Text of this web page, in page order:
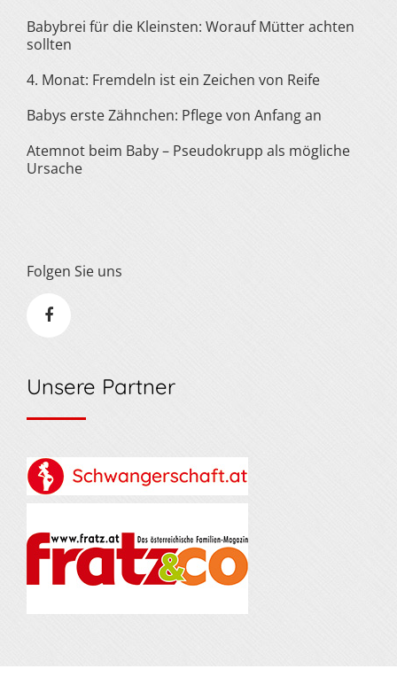
Babybrei für die Kleinsten: Worauf Mütter achten
sollten
4. Monat: Fremdeln ist ein Zeichen von Reife
Babys erste Zähnchen: Pflege von Anfang an
Atemnot beim Baby – Pseudokrupp als mögliche
Ursache
Folgen Sie uns
Unsere Partner